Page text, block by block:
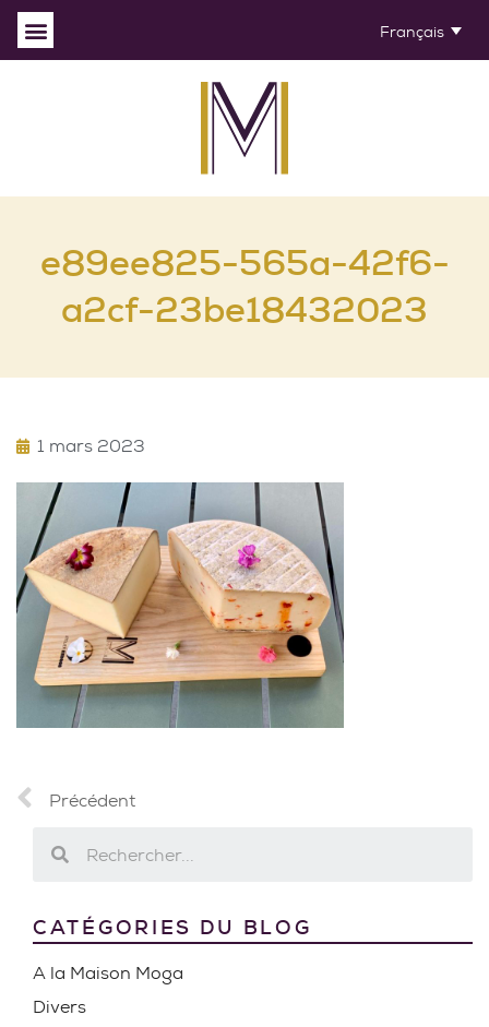
Français
e89ee825-565a-42f6-
a2cf-23be18432023
1 mars 2023
Précédent
CATÉGORIES DU BLOG
A la Maison Moga
Divers